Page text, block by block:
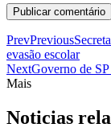
PrevPrevious
evasão escolar
NextGoverno de
Mais
Noticias